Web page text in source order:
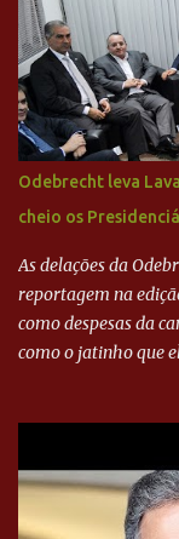
investimentos no
para a recuperação
Ronaldo sendo
mais o peso que o
sua história na
camisas 9 acertasse
ADVOGADO DO
CRUZEIRO -
Odebrecht leva
cheio os
As delações da
reportagem na
como despesas da
como o jatinho que
Executiva Nacional
texto também põe
revista que o